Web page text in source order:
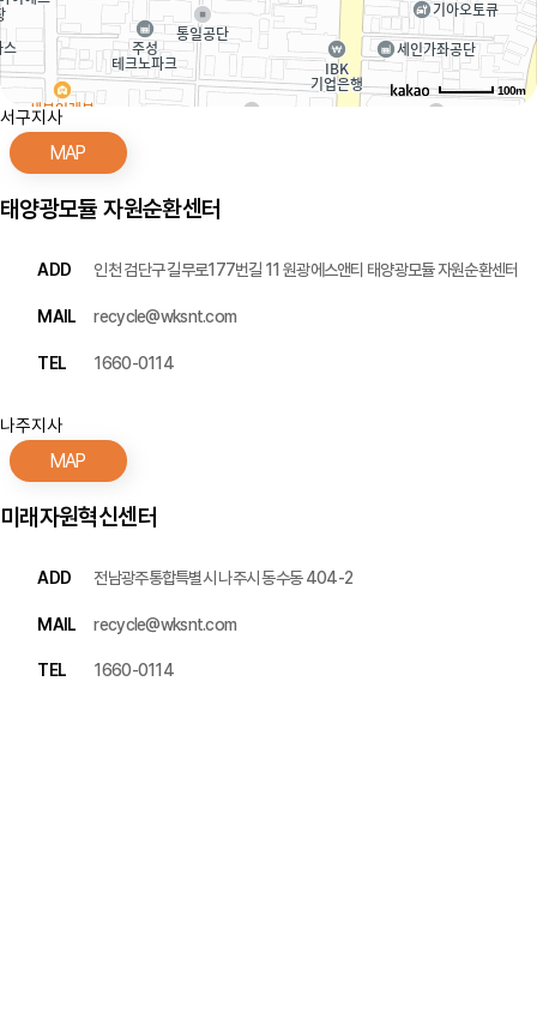
100m
주소
전화
032-715-5885
서구지사
태양광모듈 자원순환센터
MAP
ADD 인천 검단구 길무로177번길 11 원광에스앤티 태양광모듈 자원순환센터
MAIL recycle@wksnt.com
TEL 1660-0114
나주지사
미래자원혁신센터
MAP
ADD 전남광주통합특별시 나주시 동수동 404-2
MAIL recycle@wksnt.com
TEL 1660-0114